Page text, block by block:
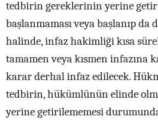
tedbirin gereklerinin yerine
başlanmaması veya başlanıp da
halinde, infaz hakimliği kısa
tamamen veya kısmen infazına
karar derhal infaz edilecek.
tedbirin, hükümlünün elinde
yerine getirilememesi